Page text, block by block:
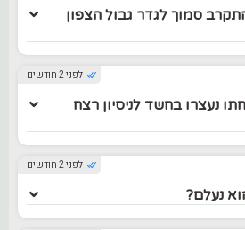
סמוך לגדר גבול הצפון
לפני 2 חודשים
משפחתו נעצרו בחשד לניסיון רצח
לפני 2 חודשים
נעלם?